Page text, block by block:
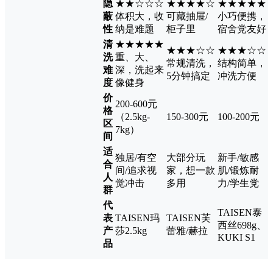
隐
蔽
性
★★☆☆☆
体积大，收
纳是难题
★★★★☆
可藏抽屉/
柜子里
★★★★★
小巧便携，
宿舍党友好
清
洗
难
度
★★★★★
重、大、
深，洗起来
像健身
★★★☆☆
常规清洗，
5分钟搞定
★★★☆☆
结构简单，
冲洗方便
价
格
区
间
200-600元
（2.5kg-
7kg）
150-300元 100-200元
适
合
人
群
独居/有空
间/追求视
觉冲击
大部分玩
家，想一款
多用
新手/敏感
肌/锻炼耐
力/学生党
代
表
产
品
TAISEN玛
莎2.5kg
TAISEN芙
蕾雅/赫拉
TAISEN泰
西丝698g、
KUKI S1